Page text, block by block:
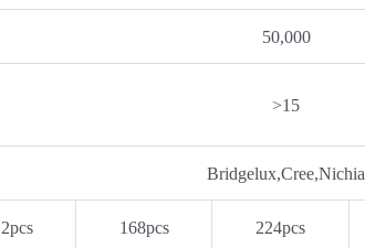
50,000
>15
Bridgelux,Cree,Nichia
168pcs 224pcs